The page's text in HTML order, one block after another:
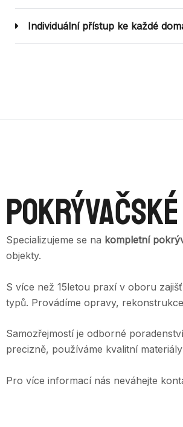
Individuální přístup ke každé
Specializujeme se na kompletní
objekty.
S více než 15letou praxí v oboru
typů. Provádíme opravy,
Samozřejmostí je odborné
precizně, používáme kvalitní
Pro více informací nás neváhejte